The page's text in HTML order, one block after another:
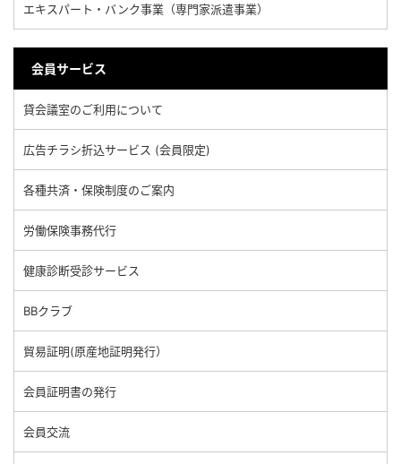
エキスパート・バンク事業（専門家派遣事業）
会員サービス
貸会議室のご利用について
広告チラシ折込サービス (会員限定)
各種共済・保険制度のご案内
労働保険事務代行
健康診断受診サービス
BBクラブ
貿易証明(原産地証明発行）
会員証明書の発行
会員交流